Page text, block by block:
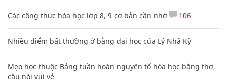
Các công thức hóa học lớp 8, 9 cơ bản cần nhớ 106
Nhiều điểm bất thường ở bằng đại học của Lý Nhã Kỳ
Mẹo học thuộc Bảng tuần hoàn nguyên tố hóa học bằng thơ,
câu nói vui vẻ